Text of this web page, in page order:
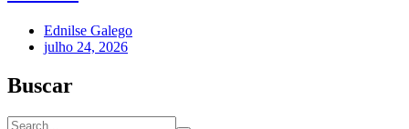
Ednilse Galego
julho 24, 2026
Buscar